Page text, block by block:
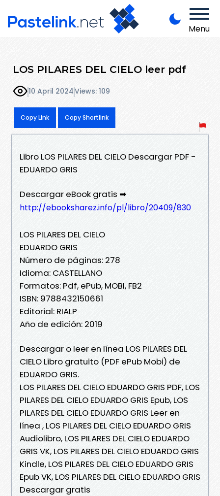
Menu
LOS PILARES DEL CIELO leer pdf
10 April 2024Views: 109
Copy Link Copy Shortlink
Libro LOS PILARES DEL CIELO Descargar PDF -
EDUARDO GRIS
Descargar eBook gratis ➡
http://ebooksharez.info/pl/libro/20409/830
LOS PILARES DEL CIELO
EDUARDO GRIS
Número de páginas: 278
Idioma: CASTELLANO
Formatos: Pdf, ePub, MOBI, FB2
ISBN: 9788432150661
Editorial: RIALP
Año de edición: 2019
Descargar o leer en línea LOS PILARES DEL
CIELO Libro gratuito (PDF ePub Mobi) de
EDUARDO GRIS.
LOS PILARES DEL CIELO EDUARDO GRIS PDF, LOS
PILARES DEL CIELO EDUARDO GRIS Epub, LOS
PILARES DEL CIELO EDUARDO GRIS Leer en
línea , LOS PILARES DEL CIELO EDUARDO GRIS
Audiolibro, LOS PILARES DEL CIELO EDUARDO
GRIS VK, LOS PILARES DEL CIELO EDUARDO GRIS
Kindle, LOS PILARES DEL CIELO EDUARDO GRIS
Epub VK, LOS PILARES DEL CIELO EDUARDO GRIS
Descargar gratis